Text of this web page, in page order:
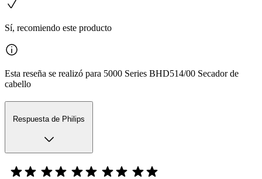
Sí, recomiendo este producto
Esta reseña se realizó para 5000 Series BHD514/00 Secador de
cabello
Respuesta de Philips